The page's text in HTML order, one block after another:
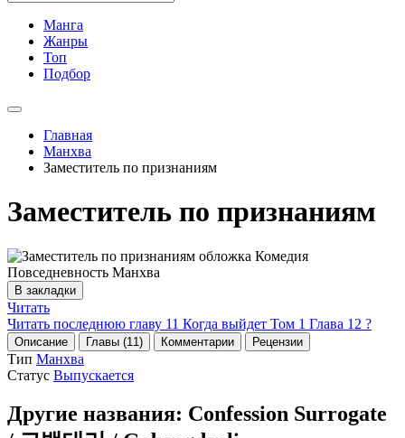
Манга
Жанры
Топ
Подбор
Главная
Манхва
Заместитель по признаниям
Заместитель по признаниям
В закладки
Читать
Читать последнюю главу 11 Когда выйдет Том 1 Глава 12 ?
Описание Главы (11) Комментарии Рецензии
Тип Манхва
Статус Выпускается
Другие названия: Confession Surrogate